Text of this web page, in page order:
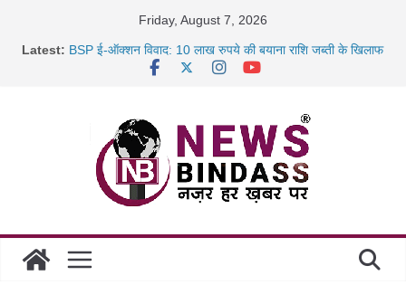
Friday, August 7, 2026
Latest: BSP ई-ऑक्शन विवाद: 10 लाख रुपये की बयाना राशि जब्ती के खिलाफ
साइबर ठगी पर दुर्ग पुलिस का बड़ा एक्शन: 13 म्यूल बैंक खाताधारक
गिरफ्तार